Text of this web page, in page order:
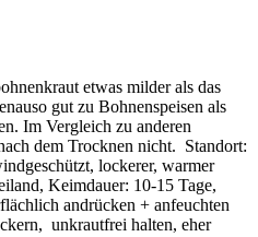
etwas milder als das
gut zu Bohnenspeisen als
Im Vergleich zu anderen
dem Trocknen nicht. Standort:
lockerer, warmer
Keimdauer: 10-15 Tage,
andrücken + anfeuchten
unkrautfrei halten, eher